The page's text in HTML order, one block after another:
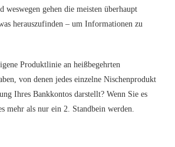
weswegen gehen die meisten überhaupt
herauszufinden – um Informationen zu
Produktlinie an heißbegehrten
von denen jedes einzelne Nischenprodukt
Ihres Bankkontos darstellt? Wenn Sie es
mehr als nur ein 2. Standbein werden.